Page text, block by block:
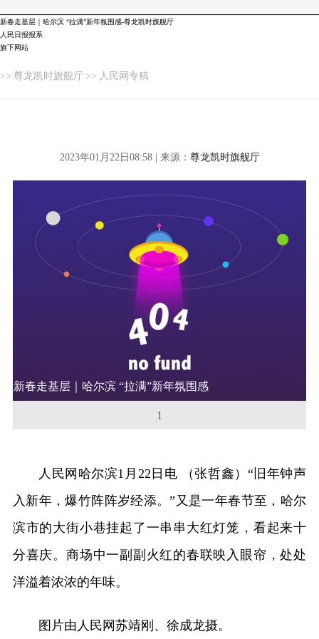
新春走基层｜哈尔滨 “拉满”新年氛围感-尊龙凯时旗舰厅
人民日报报系
旗下网站
>> 尊龙凯时旗舰厅 >> 人民网专稿
2023年01月22日08:58 | 来源： 尊龙凯时旗舰厅
新春走基层｜哈尔滨 “拉满”新年氛围感
1
人民网哈尔滨1月22日电 （张哲鑫）“旧年钟声
入新年，爆竹阵阵岁经添。”又是一年春节至，哈尔
滨市的大街小巷挂起了一串串大红灯笼，看起来十
分喜庆。商场中一副副火红的春联映入眼帘，处处
洋溢着浓浓的年味。
图片由人民网苏靖刚、徐成龙摄。